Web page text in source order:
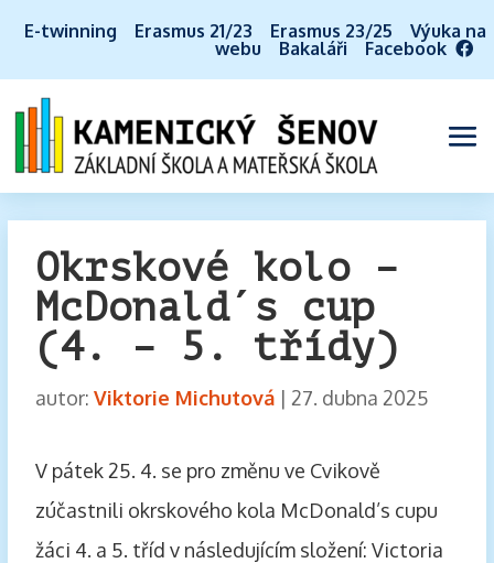
E-twinning Erasmus 21/23 Erasmus 23/25
Výuka na
webu
Bakaláři Facebook
Okrskové kolo –
McDonald´s cup
(4. – 5. třídy)
autor: Viktorie Michutová| 27. dubna 2025
V pátek 25. 4. se pro změnu ve Cvikově
zúčastnili okrskového kola McDonald’s cupu
žáci 4. a 5. tříd v následujícím složení: Victoria